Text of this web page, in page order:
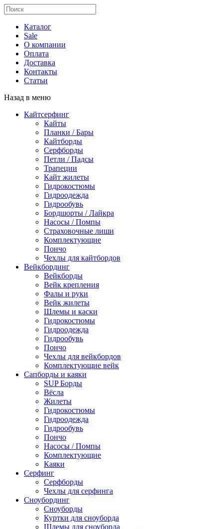
Каталог
Sale
О компании
Оплата
Доставка
Контакты
Статьи
Назад в меню
Кайтсерфинг
Кайты
Планки / Бары
Кайтборды
Серфборды
Петли / Падсы
Трапеции
Кайт жилеты
Гидрокостюмы
Гидроодежда
Гидрообувь
Бордшорты / Лайкра
Насосы / Помпы
Страховочные лиши
Комплектующие
Пончо
Чехлы для кайтбордов
Вейкбординг
Вейкборды
Вейк крепления
Фалы и руки
Вейк жилеты
Шлемы и каски
Гидрокостюмы
Гидроодежда
Гидрообувь
Пончо
Чехлы для вейкбордов
Комплектующие вейк
Сапборды и каяки
SUP Борды
Вёсла
Жилеты
Гидрокостюмы
Гидроодежда
Гидрообувь
Пончо
Насосы / Помпы
Комплектующие
Каяки
Серфинг
Серфборды
Чехлы для серфинга
Сноубординг
Сноуборды
Куртки для сноуборда
Шлемы для сноуборда